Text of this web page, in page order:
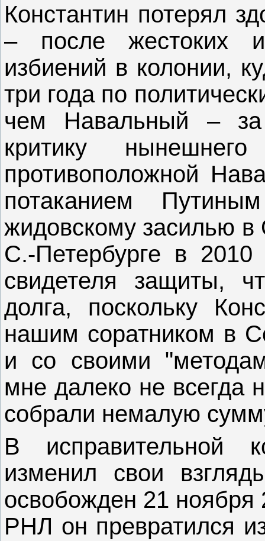
Константин потерял
‒ после жестоких
избиений в колонии,
три года по
чем Навальный ‒
критику
противоположной
потаканием
жидовскому засилью в
С.-Петербурге в
свидетеля защиты,
долга, поскольку
нашим соратником в
и со своими
мне далеко не всегда
собрали немалую
В исправительной
изменил свои
освобожден 21 ноября
РНЛ он превратился